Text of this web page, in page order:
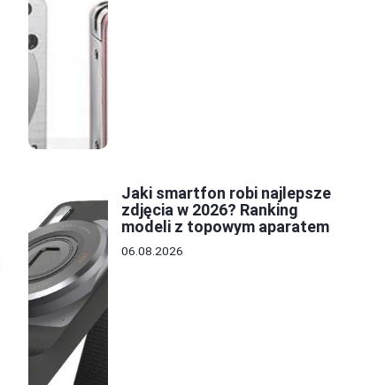
Jaki smartfon robi najlepsze
zdjęcia w 2026? Ranking
modeli z topowym aparatem
06.08.2026